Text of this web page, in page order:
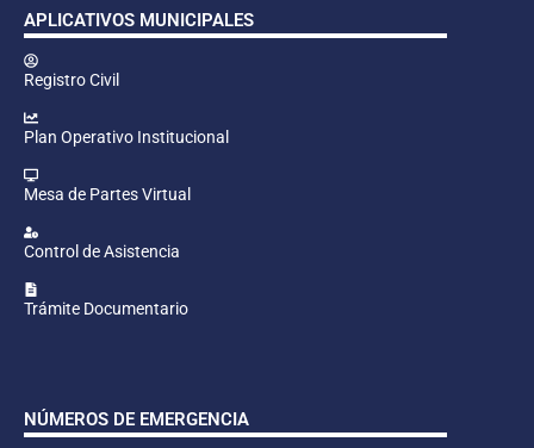
APLICATIVOS MUNICIPALES
Registro Civil
Plan Operativo Institucional
Mesa de Partes Virtual
Control de Asistencia
Trámite Documentario
NÚMEROS DE EMERGENCIA